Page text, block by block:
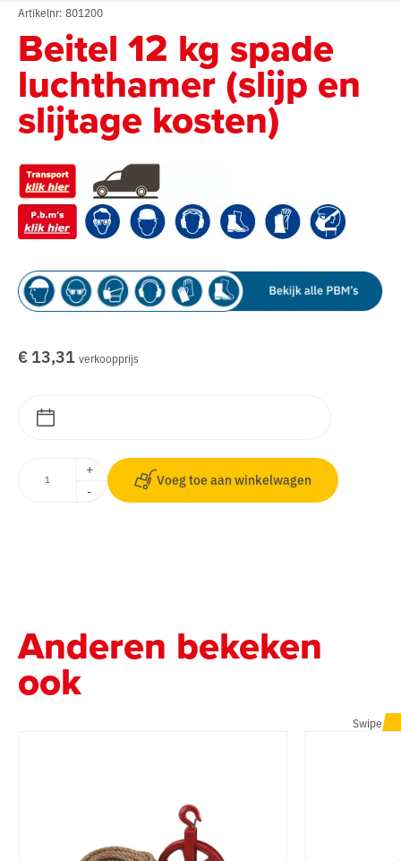
Artikelnr: 801200
Beitel 12 kg spade
luchthamer (slijp en
slijtage kosten)
€ 13,31 verkoopprijs
+
-
Voeg toe aan winkelwagen
Anderen bekeken
ook
Swipe